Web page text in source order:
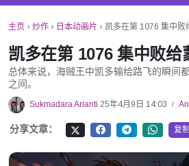
主页 › 炒作 › 日本动画片 › 凯多在第 1076 集中败
凯多在第 1076 集中败给
总体来说，海贼王中凯多输给路飞的瞬间
之间。
Sukmadara Arianti 25年4月9日 14:03 /
分享文章： 复